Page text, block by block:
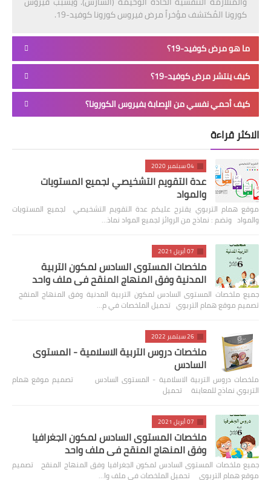
كورونا المُكتشف مؤخراً مرض فيروس كورونا كوفيد-19.
ما هو مرض كوفيد-19؟
كيف ينتشر مرض كوفيد-19؟
كيف أحمي نفسي من الإصابة بفيروس الكورونا؟
الاكثر قراءة
04 سبتمبر 2020
عدة التقويم التشخيصي لجميع المستويات
والمواد
موقع همام التربوي يقترح عليكم عدة التقويم التشخيصي لجميع المستويات
والمواد وتضم : نماذج من الروائز لجميع المواد نماذ…
07 أبريل 2021
ملخصات المستوى السادس لمكون التربية
المدنية وفق المنهاج المنقح في ملف واحد
جميع ملخصات المستوى السادس لمكون التربية المدنية وفق المنهاج المنقح
تصميم موقع همام التربوي تحميل الملخصات في م…
26 سبتمبر 2022
ملخصات دروس التربية الاسلامية - المستوى
السادس
ملخصات دروس التربية الاسلامية - المستوى السادس تصميم موقع همام
التربوي نماذج للمعاينة تحميل
07 أبريل 2021
ملخصات المستوى السادس لمكون الجغرافيا
وفق المنهاج المنقح في ملف واحد
جميع ملخصات المستوى السادس لمكون الجغرافيا وفق المنهاج المنقح تصميم
موقع همام التربوي تحميل الملخصات في ملف وا…